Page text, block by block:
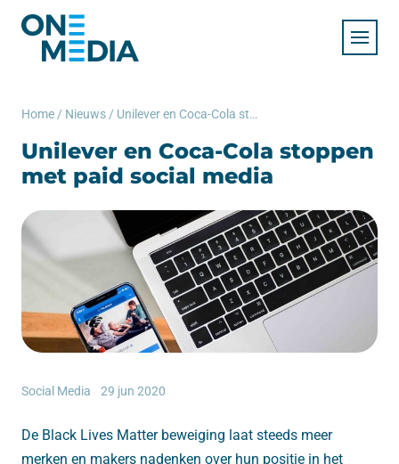
Home / Nieuws / Unilever en Coca-Cola stoppen met paid social media
Unilever en Coca-Cola stoppen
met paid social media
Social Media 29 jun 2020
De Black Lives Matter beweiging laat steeds meer
merken en makers nadenken over hun positie in het